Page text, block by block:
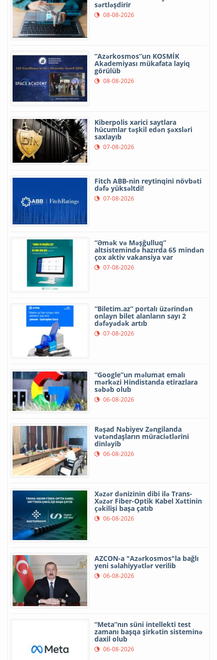
sərtləşdirir
08-08-2026
“Azərkosmos”un KOSMİK
Akademiyası mükafata layiq
görülüb
08-08-2026
Kiberpolis xarici saytlara
hücumlar təşkil edən şəxsləri
saxlayıb
07-08-2026
Fitch ABB-nin reytinqini növbəti
dəfə yüksəltdi!
07-08-2026
“Əmək və Məşğulluq”
altsistemində hazırda 65 mindən
çox aktiv vakansiya var
07-08-2026
“Biletim.az” portalı üzərindən
onlayn bilet alanların sayı 2
dəfəyədək artıb
07-08-2026
“Google”un məlumat emalı
mərkəzi Hindistanda etirazlara
səbəb olub
06-08-2026
Rəşad Nəbiyev Zəngilanda
vətəndaşların müraciətlərini
dinləyib
06-08-2026
Xəzər dənizinin dibi ilə Trans-
Xəzər Fiber-Optik Kabel Xəttinin
çəkilişi başa çatıb
06-08-2026
AZCON-a "Azərkosmos"la bağlı
yeni səlahiyyətlər verilib
06-08-2026
“Meta”nın süni intellekti test
zamanı başqa şirkətin sisteminə
daxil olub
06-08-2026